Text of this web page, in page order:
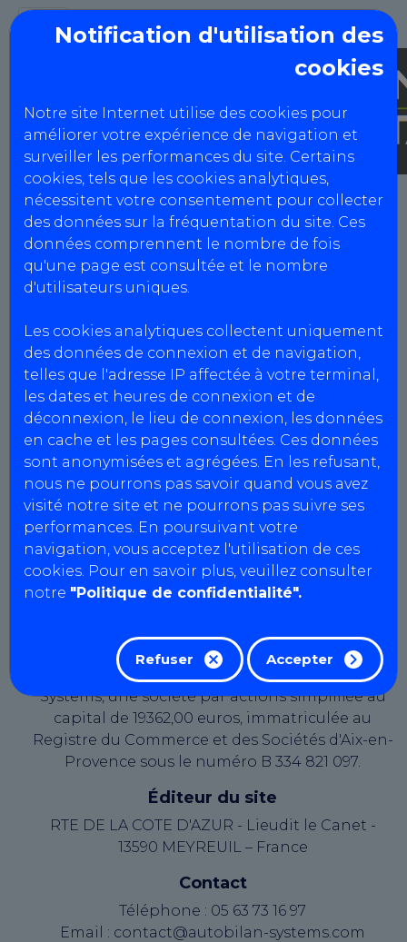
Notification d'utilisation des
cookies
Notre site Internet utilise des cookies pour
améliorer votre expérience de navigation et
surveiller les performances du site. Certains
cookies, tels que les cookies analytiques,
nécessitent votre consentement pour collecter
des données sur la fréquentation du site. Ces
données comprennent le nombre de fois
qu'une page est consultée et le nombre
d'utilisateurs uniques.
Les cookies analytiques collectent uniquement
des données de connexion et de navigation,
telles que l'adresse IP affectée à votre terminal,
les dates et heures de connexion et de
déconnexion, le lieu de connexion, les données
en cache et les pages consultées. Ces données
sont anonymisées et agrégées. En les refusant,
nous ne pourrons pas savoir quand vous avez
visité notre site et ne pourrons pas suivre ses
performances. En poursuivant votre
navigation, vous acceptez l'utilisation de ces
cookies. Pour en savoir plus, veuillez consulter
notre "Politique de confidentialité".
Refuser Accepter
CTAV91
Mentions Légales
Informations centres
CTAV91
Agrément : S091Z201
SIRET : 835 062 035 00026
N° intracommunautaire :
FR00835062035
Capital social : 10000 €
CTAV91
Agrément : S091Z201
SIRET : 835 062 035 00026
N° intracommunautaire :
Le présent site web est édité par AutoBilan-
Systems, une société par actions simplifiée au
capital de 19362,00 euros, immatriculée au
Registre du Commerce et des Sociétés d'Aix-en-
Provence sous le numéro B 334 821 097.
Éditeur du site
RTE DE LA COTE D'AZUR - Lieudit le Canet -
13590 MEYREUIL – France
Contact
Téléphone : 05 63 73 16 97
Email : contact@autobilan-systems.com